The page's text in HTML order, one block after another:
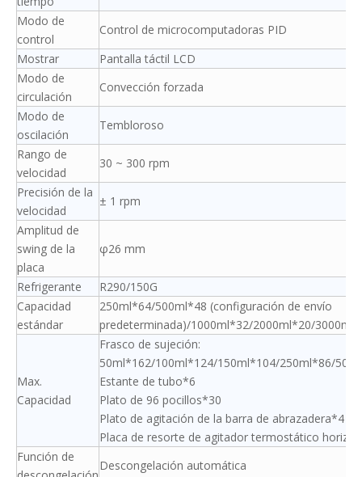
Modo de
control
Control de microcomputadoras PID
Mostrar
Pantalla táctil LCD
Modo de
circulación
Convección forzada
Modo de
oscilación
Tembloroso
Rango de
velocidad
30 ~ 300 rpm
Precisión de la
velocidad
± 1 rpm
Amplitud de
swing de la
placa
φ26 mm
Refrigerante
R290/150G
Capacidad
estándar
250ml*64/500ml*48 (configuración de envío
predeterminada)/1000ml*32/2000ml*20/
Max.
Capacidad
Frasco de sujeción:
50ml*162/100ml*124/150ml*104/250ml*86/
Estante de tubo*6
Plato de 96 pocillos*30
Plato de agitación de la barra de abrazadera*4
Placa de resorte de agitador termostático
Función de
Descongelación automática